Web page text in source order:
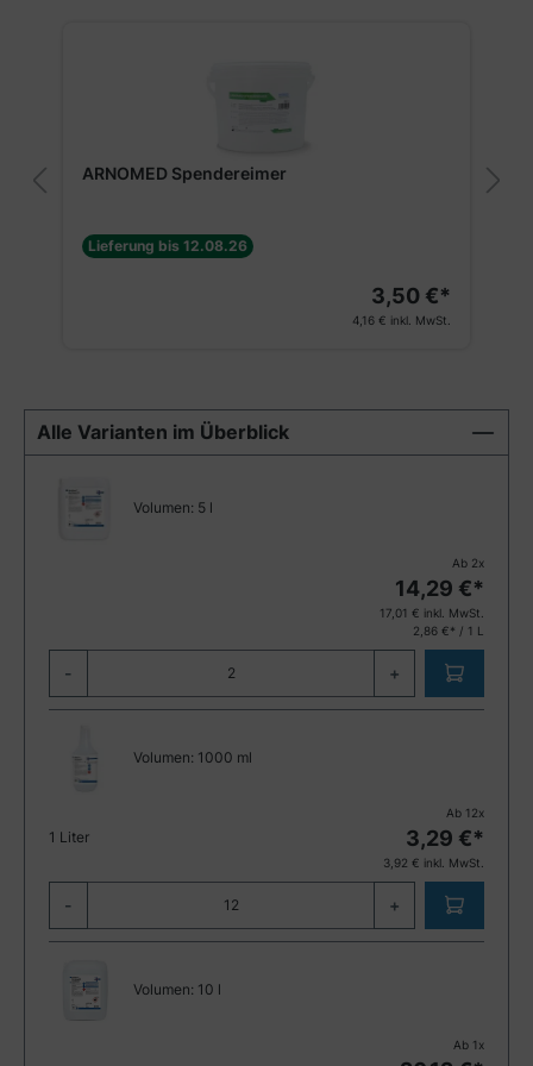
ARNOMED Spendereimer
Lieferung bis 12.08.26
3,50 €*
4,16 € inkl. MwSt.
Alle Varianten im Überblick
Volumen: 5 l
Ab 2x
14,29 €*
17,01 € inkl. MwSt.
2,86 €* / 1 L
- +
Volumen: 1000 ml
1 Liter
Ab 12x
3,29 €*
3,92 € inkl. MwSt.
- +
Volumen: 10 l
Ab 1 x